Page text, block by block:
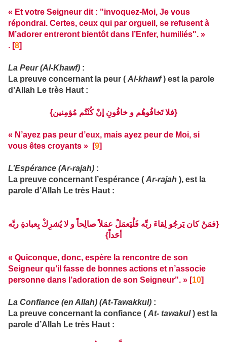
« Et votre Seigneur dit : "invoquez-Moi, Je vous
répondrai. Certes, ceux qui par orgueil, se refusent à
M’adorer entreront bientôt dans l’Enfer, humiliés". »
. [8]
La Peur (Al-Khawf) :
La preuve concernant la peur ( Al-khawf) est la parole
d’Allah Le très Haut :
{فلا تَخافُوهُم و خافُونِ إنْ كُنْتُم مُؤمِنين}
« N’ayez pas peur d’eux, mais ayez peur de Moi, si
vous êtes croyants » [9]
L’Espérance (Ar-rajah) :
La preuve concernant l’espérance ( Ar-rajah ), est la
parole d’Allah Le très Haut :
{فمَنْ كان يَرجُو لِقاءَ ربِّه فَلْيَعمَلْ عمَلاً صالِحاً و لا يُشرِكْ بِعبادةِ ربِّه
أحَداً}
« Quiconque, donc, espère la rencontre de son
Seigneur qu’il fasse de bonnes actions et n’associe
personne dans l’adoration de son Seigneur". » [10]
La Confiance (en Allah) (At-Tawakkul) :
La preuve concernant la confiance ( At- tawakul) est la
parole d’Allah Le très Haut :